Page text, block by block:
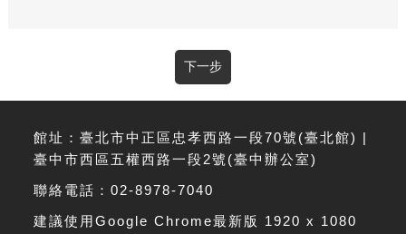
館址：臺北市中正區忠孝西路一段70號(臺北館) |
臺中市西區五權西路一段2號(臺中辦公室)
聯絡電話：02-8978-7040
建議使用Google Chrome最新版 1920 x 1080